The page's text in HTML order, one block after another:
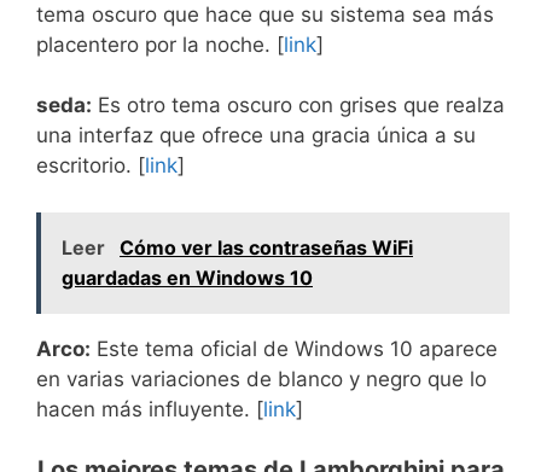
tema oscuro que hace que su sistema sea más
placentero por la noche. [link]
seda: Es otro tema oscuro con grises que realza
una interfaz que ofrece una gracia única a su
escritorio. [link]
Leer Cómo ver las contraseñas WiFi
guardadas en Windows 10
Arco: Este tema oficial de Windows 10 aparece
en varias variaciones de blanco y negro que lo
hacen más influyente. [link]